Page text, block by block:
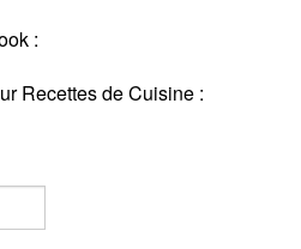
:
Recettes de Cuisine :